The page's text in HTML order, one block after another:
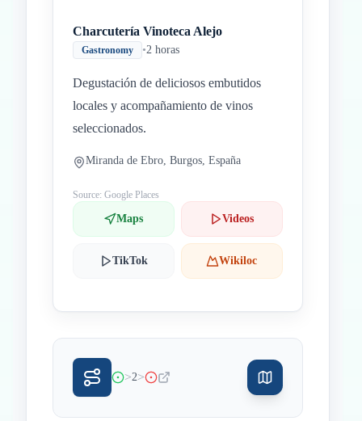
Charcutería Vinoteca Alejo
Gastronomy •2 horas
Degustación de deliciosos embutidos
locales y acompañamiento de vinos
seleccionados.
Miranda de Ebro, Burgos, España
Source: Google Places
Maps Videos
TikTok Wikiloc
>2>